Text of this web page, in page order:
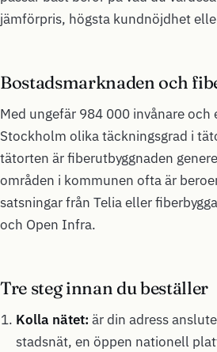
jämförpris, högsta kundnöjdhet
Bostadsmarknaden och
Med ungefär 984 000 invånare och
Stockholm olika täckningsgrad i
tätorten är fiberutbyggnaden
områden i kommunen ofta är
satsningar från Telia eller
och Open Infra.
Tre steg innan du beställer
Kolla nätet: är din adress
stadsnät, en öppen nationell